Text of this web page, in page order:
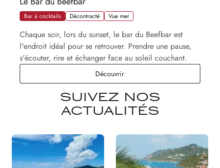
Bar à cocktails Décontracté Vue mer
Chaque soir, lors du sunset, le bar du Beefbar est
l'endroit idéal pour se retrouver. Prendre une pause,
s'écouter, rire et échanger face au soleil couchant.
DécouvrirLe Bar du Beefbar
SUIVEZ NOS
ACTUALITÉS